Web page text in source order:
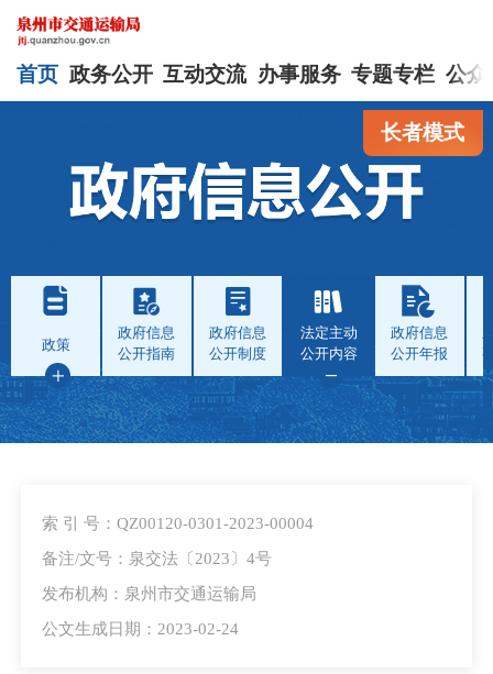
首页 政务公开 互动交流 办事服务 专题专栏 公众
长者模式
政策
政府信息
公开指南
政府信息
公开制度
法定主动
公开内容
政府信息
公开年报
索 引 号：QZ00120-0301-2023-00004
备注/文号：泉交法〔2023〕4号
发布机构：泉州市交通运输局
公文生成日期：2023-02-24